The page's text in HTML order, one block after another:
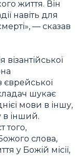
життя. Він
навіть для
— сказав
шукає
мови в іншу,
в інший.
того,
слова,
у Божій місії,